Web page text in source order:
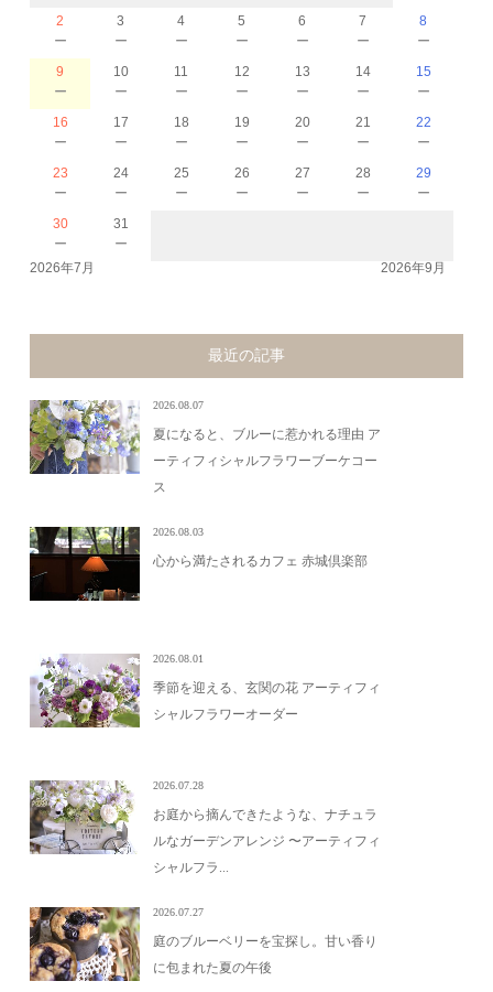
2
－
3
－
4
－
5
－
6
－
7
－
8
－
9
－
10
－
11
－
12
－
13
－
14
－
15
－
16
－
17
－
18
－
19
－
20
－
21
－
22
－
23
－
24
－
25
－
26
－
27
－
28
－
29
－
30
－
31
－
2026年7月 2026年9月
最近の記事
2026.08.07
夏になると、ブルーに惹かれる理由 ア
ーティフィシャルフラワーブーケコー
ス
2026.08.03
心から満たされるカフェ 赤城倶楽部
2026.08.01
季節を迎える、玄関の花 アーティフィ
シャルフラワーオーダー
2026.07.28
お庭から摘んできたような、ナチュラ
ルなガーデンアレンジ 〜アーティフィ
シャルフラ...
2026.07.27
庭のブルーベリーを宝探し。甘い香り
に包まれた夏の午後